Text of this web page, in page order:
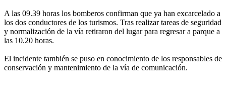
A las 09.39 horas los bomberos confirman que ya han excarcelado a
los dos conductores de los turismos. Tras realizar tareas de seguridad
y normalización de la vía retiraron del lugar para regresar a parque a
las 10.20 horas.
El incidente también se puso en conocimiento de los responsables de
conservación y mantenimiento de la vía de comunicación.